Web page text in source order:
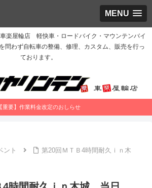
MENU
楽屋輪店 軽快車・ロードバイク・マウンテンバイ
問わず自転車の整備、修理、カスタム、販売を行っ
ております。
【重要】作業料金改定のおしらせ
ント
第20回ＭＴＢ4時間耐久ｉｎ木